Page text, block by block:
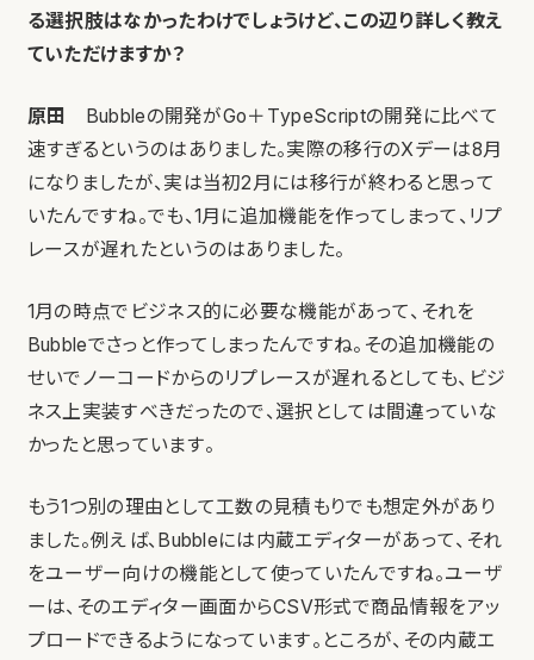
る選択肢はなかったわけでしょうけど、この辺り詳しく教え
ていただけますか？
原田
Bubbleの開発がGo＋TypeScriptの開発に比べて
速すぎるというのはありました。実際の移行のXデーは8月
になりましたが、実は当初2月には移行が終わると思って
いたんですね。でも、1月に追加機能を作ってしまって、リプ
レースが遅れたというのはありました。
1月の時点でビジネス的に必要な機能があって、それを
Bubbleでさっと作ってしまったんですね。その追加機能の
せいでノーコードからのリプレースが遅れるとしても、ビジ
ネス上実装すべきだったので、選択としては間違っていな
かったと思っています。
もう1つ別の理由として工数の見積もりでも想定外があり
ました。例えば、Bubbleには内蔵エディターがあって、それ
をユーザー向けの機能として使っていたんですね。ユーザ
ーは、そのエディター画面からCSV形式で商品情報をアッ
プロードできるようになっています。ところが、その内蔵エ